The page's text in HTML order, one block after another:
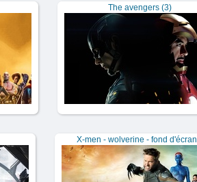
The avengers (3)
X-men - wolverine - fond d'écran